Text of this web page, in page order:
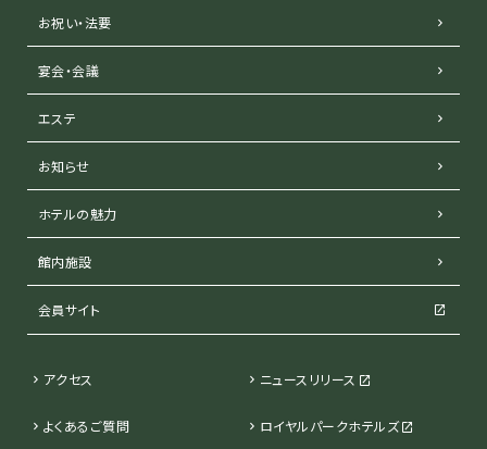
お祝い・法要
宴会・会議
エステ
お知らせ
ホテルの魅力
館内施設
会員サイト
アクセス ニュースリリース
よくあるご質問 ロイヤルパークホテルズ